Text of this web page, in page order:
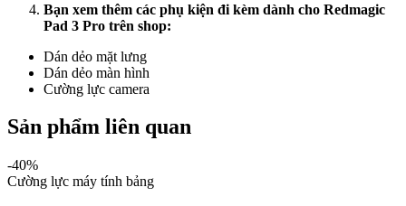
Bạn xem thêm các phụ kiện đi kèm dành cho Redmagic
Pad 3 Pro trên shop:
Dán dẻo mặt lưng
Dán dẻo màn hình
Cường lực camera
Sản phẩm liên quan
-40%
Cường lực máy tính bảng